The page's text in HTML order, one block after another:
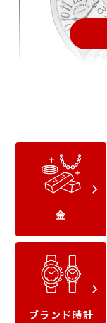
パテックフィ
金
ブランド時計